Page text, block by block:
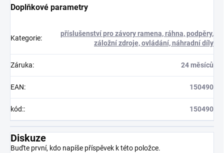
Doplňkové parametry
Kategorie:
příslušenství pro závory ramena, ráhna, podpěry,
záložní zdroje, ovládání, náhradní díly
Záruka: 24 měsíců
EAN: 150490
kód:: 150490
Diskuze
Buďte první, kdo napíše příspěvek k této položce.